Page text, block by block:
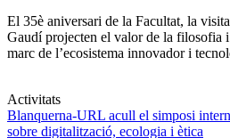
El 35è aniversari de la Facultat, la
Gaudí projecten el valor de la filosofia
marc de l’ecosistema innovador i
Activitats
Blanquerna-URL acull el simposi
sobre digitalització, ecologia i ètica